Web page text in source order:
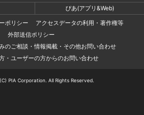
ぴあ(アプリ&Web)
ポリシー
アクセスデータの利用・著作権等
外部送信ポリシー
のご相談・情報掲載・その他お問い合わせ
・ユーザーの方からのお問い合わせ
PIA Corporation. All Rights Reserved.